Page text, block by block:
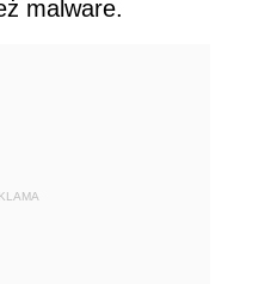
malware.